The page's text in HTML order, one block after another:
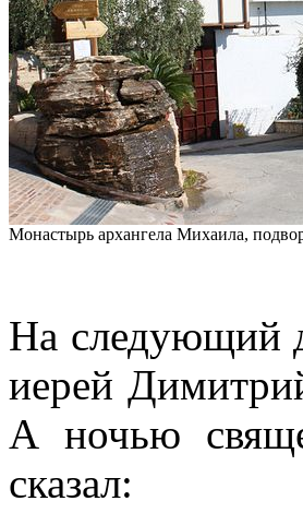
Монастырь архангела Михаила,
На следующий
иерей
А ночью
сказал: